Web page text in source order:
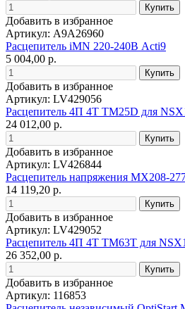
Добавить в избранное
Артикул: A9A26960
Расцепитель iMN 220-240В Acti9
5 004,00 р.
Добавить в избранное
Артикул: LV429056
Расцепитель 4П 4T TM25D для
24 012,00 р.
Добавить в избранное
Артикул: LV426844
Расцепитель напряжения MX208-
14 119,20 р.
Добавить в избранное
Артикул: LV429052
Расцепитель 4П 4T TM63T для
26 352,00 р.
Добавить в избранное
Артикул: 116853